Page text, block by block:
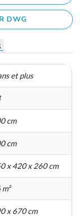
DWG
et plus
cm
cm
x 420 x 260 cm
x 670 cm